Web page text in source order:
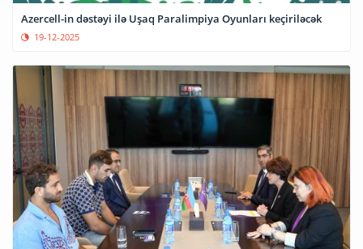
Azercell-in dəstəyi ilə Uşaq Paralimpiya Oyunları keçiriləcək
19-12-2025